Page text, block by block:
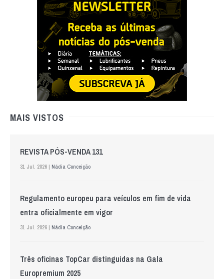
MAIS VISTOS
REVISTA PÓS-VENDA 131
31 Jul. 2026 | Nádia Conceição
Regulamento europeu para veículos em fim de vida
entra oficialmente em vigor
31 Jul. 2026 | Nádia Conceição
Três oficinas TopCar distinguidas na Gala
Europremium 2025